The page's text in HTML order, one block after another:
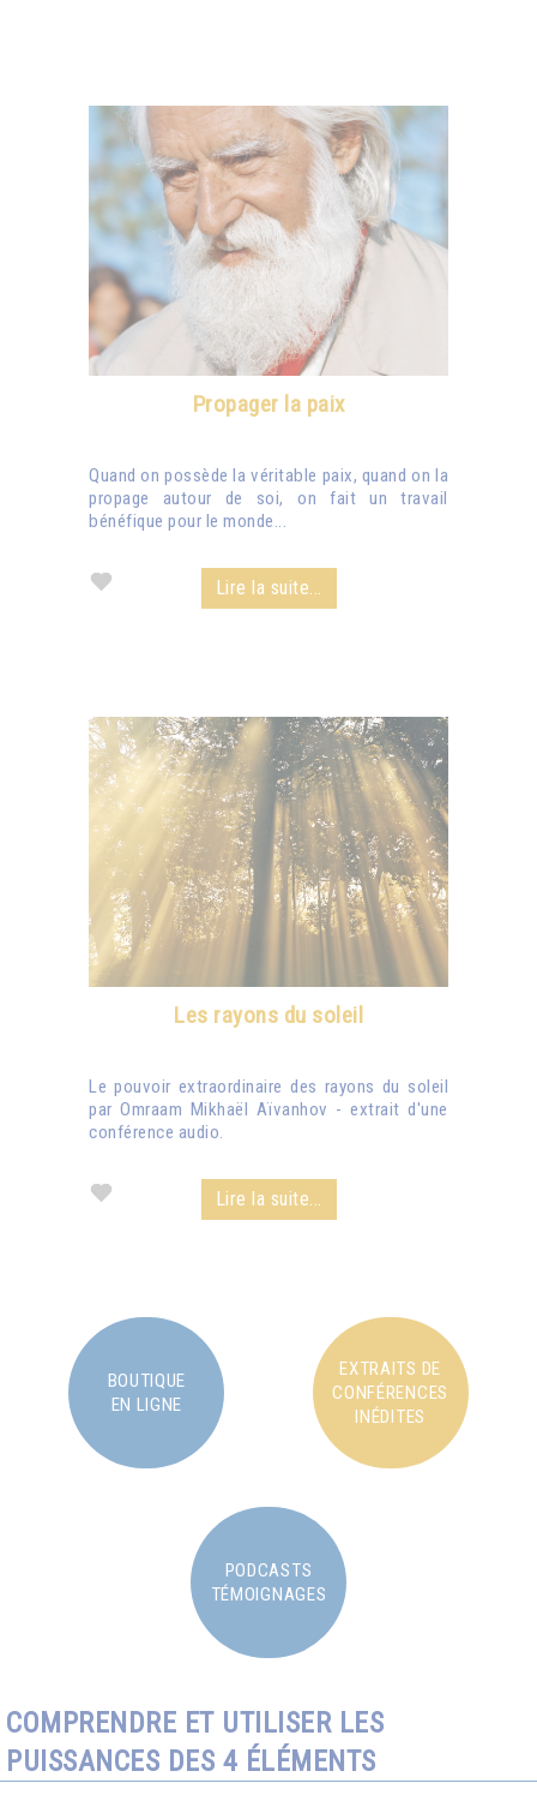
Propager la paix
Quand on possède la véritable paix, quand on la
propage autour de soi, on fait un travail
bénéfique pour le monde...
Lire la suite...
Les rayons du soleil
Le pouvoir extraordinaire des rayons du soleil
par Omraam Mikhaël Aïvanhov - extrait d'une
conférence audio.
Lire la suite...
BOUTIQUE
EN LIGNE
EXTRAITS DE
CONFÉRENCES
INÉDITES
PODCASTS
TÉMOIGNAGES
COMPRENDRE ET UTILISER LES
PUISSANCES DES 4 ÉLÉMENTS